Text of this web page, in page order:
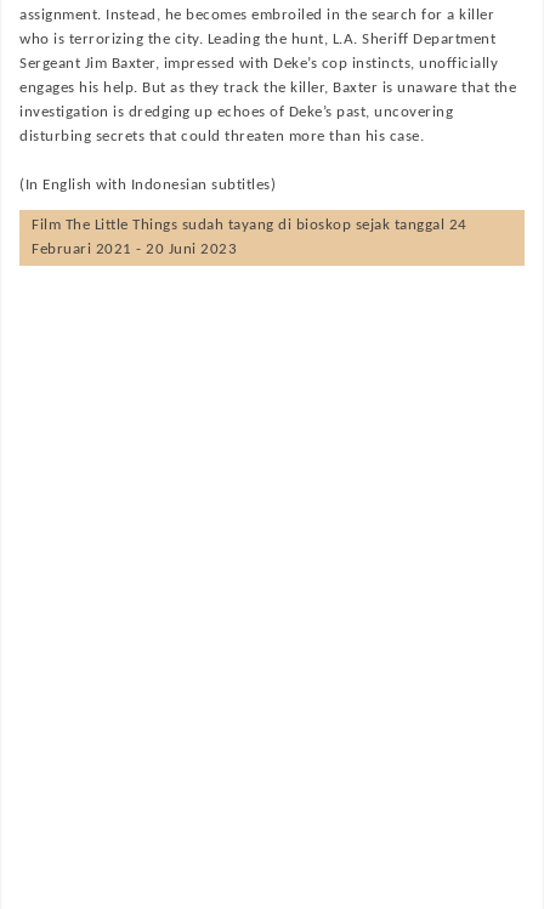
assignment. Instead, he becomes embroiled in the search for a killer
who is terrorizing the city. Leading the hunt, L.A. Sheriff Department
Sergeant Jim Baxter, impressed with Deke’s cop instincts, unofficially
engages his help. But as they track the killer, Baxter is unaware that the
investigation is dredging up echoes of Deke’s past, uncovering
disturbing secrets that could threaten more than his case.
(In English with Indonesian subtitles)
Film The Little Things sudah tayang di bioskop sejak tanggal 24
Februari 2021 - 20 Juni 2023